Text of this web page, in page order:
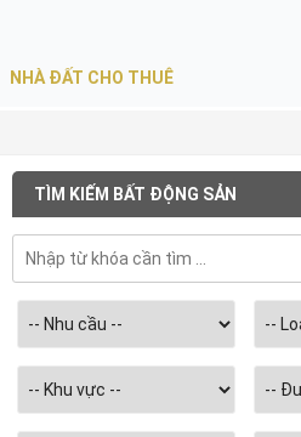
NHÀ ĐẤT CHO THUÊ
TÌM KIẾM BẤT ĐỘNG SẢN